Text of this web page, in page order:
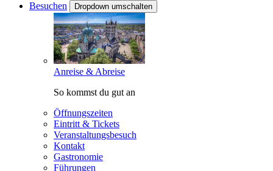
Besuchen
Dropdown umschalten
Anreise & Abreise
So kommst du gut an
Öffnungszeiten
Eintritt & Tickets
Veranstaltungsbesuch
Kontakt
Gastronomie
Führungen